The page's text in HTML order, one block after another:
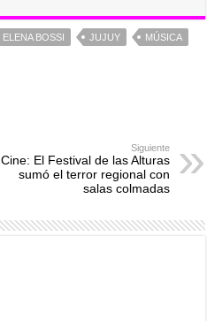
ELENA BOSSI JUJUY
MÚSICA
Siguiente
Cine: El Festival de las Alturas
sumó el terror regional con
salas colmadas